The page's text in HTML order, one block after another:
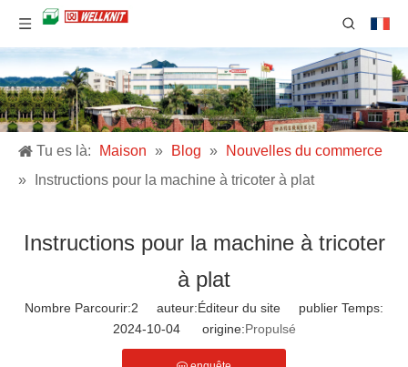
Tu es là: Maison » Blog »
Nouvelles du commerce
»
Instructions pour la machine à tricoter à plat
Instructions pour la machine à tricoter
à plat
Nombre Parcourir:2 auteur:Éditeur du site publier Temps:
2024-10-04 origine:Propulsé